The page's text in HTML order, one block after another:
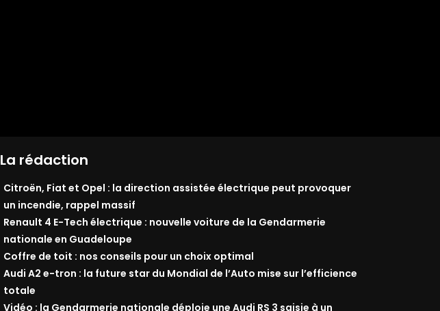
La rédaction
Citroën, Fiat et Opel : la direction assistée électrique peut provoquer
un incendie, rappel massif
Renault 4 E-Tech électrique : nouvelle voiture de la Gendarmerie
nationale en Guadeloupe
Coffre de toit : nos conseils pour un choix optimal
Audi A2 e-tron : la future star du Mondial de l’Auto mise sur l’efficience
totale
Vidéo : la Gendarmerie nationale déploie une Audi RS 3 saisie à un